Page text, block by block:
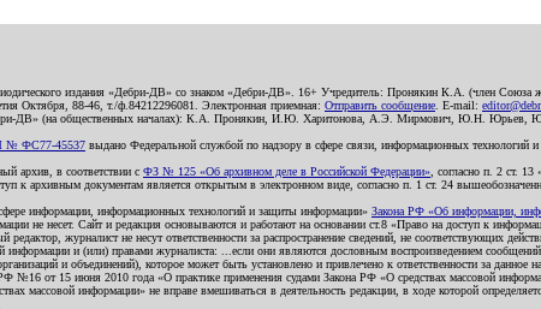
издания «Дебри-ДВ» со знаком «Дебри-ДВ». 16+ Учредитель: Пронякин К.А. (член
Октября, 88-46, т./ф.84212296081. Электронная приемная: Отправить сообщение . E-mail:
«Дебри-ДВ» (на общественных началах): К.А. Пронякин, И.Ю. Харитонова, А.Э. Мирмович, Ю.Н.
№ ФС77-45537 выдано Федеральной службой по надзору в сфере связи, информационных технологий
архив, в соответствии с ФЗ № 125 «Об архивном деле в Российской Федерации» , согласно п. 2 ст.
к архивным документам является открытым в электронном виде, согласно п. 1 ст. 24
информации, информационных технологий и защиты информации» Закона РФ «Об информации,
не несет. Сайт и редакция основываются и работают на основании ст.8 «Право на доступ к
журналист не несут ответственности за распространение сведений, не соответствующих
информации и (или) правами журналиста: ...если они являются дословным воспроизведением
и объединений), которое может быть установлено и привлечено к ответственности за данное
№16 от 15 июня 2010 года «О практике применения судами Закона РФ «О средствах массовой
массовой информации» не вправе вмешиваться в деятельность редакции, в ходе которой